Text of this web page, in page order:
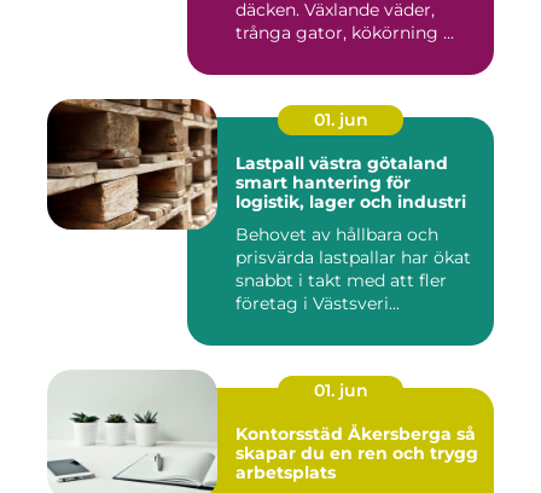
däcken. Växlande väder,
trånga gator, kökörning ...
01. jun
Lastpall västra götaland
smart hantering för
logistik, lager och industri
Behovet av hållbara och
prisvärda lastpallar har ökat
snabbt i takt med att fler
företag i Västsveri...
01. jun
Kontorsstäd Åkersberga så
skapar du en ren och trygg
arbetsplats